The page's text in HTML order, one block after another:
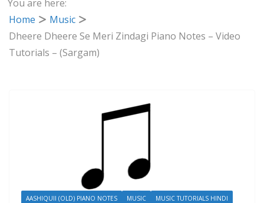
You are here:
Home
Music
Dheere Dheere Se Meri Zindagi Piano Notes – Video
Tutorials – (Sargam)
AASHIQUII (OLD) PIANO NOTES MUSIC
MUSIC TUTORIALS HINDI